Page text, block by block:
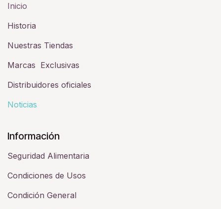
Inicio
Historia​
Nuestras Tiendas
Marcas Exclusivas
Distribuidores oficiales
Noticias
Información
Seguridad Alimentaria
Condiciones de Usos
Condición General